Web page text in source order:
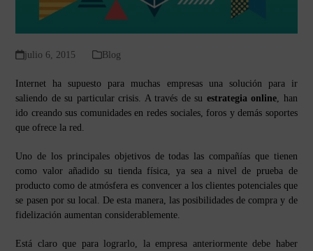
julio 6, 2015 Blog
Internet ha supuesto para muchas empresas una solución para ir
saliendo de su particular crisis. A través de su estrategia online, han
ido creando sus comunidades en redes sociales, foros y demás soportes
que ofrece la red.
Uno de los principales objetivos de todas las compañías que tienen
como valor añadido su tienda física, ya sea a nivel de prueba de
producto como de atmósfera es convencer a los clientes potenciales que
se pasen por su local. De esta manera, las posibilidades de compra y de
fidelización aumentan considerablemente.
Está claro que para lograrlo, la empresa anteriormente debe haber